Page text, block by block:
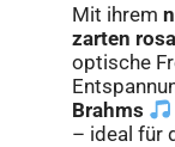
Mit ihrem
zarten
optische
Brahms
– ideal für